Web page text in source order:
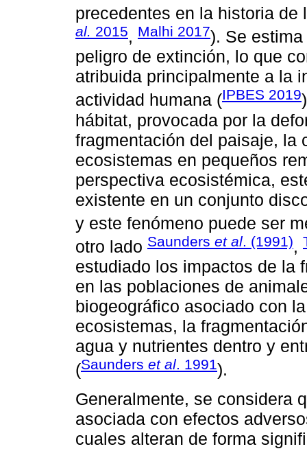
precedentes en la historia de
al. 2015, Malhi 2017). Se
peligro de extinción, lo que
atribuida principalmente a la
actividad humana (IPBES 2019
hábitat, provocada por la
fragmentación del paisaje, la
ecosistemas en pequeños
perspectiva ecosistémica,
existente en un conjunto
y este fenómeno puede ser
otro lado Saunders et al. (1991),
estudiado los impactos de la
en las poblaciones de
biogeográfico asociado con
ecosistemas, la
agua y nutrientes dentro y
(Saunders et al. 1991).
Generalmente, se considera
asociada con efectos
cuales alteran de forma